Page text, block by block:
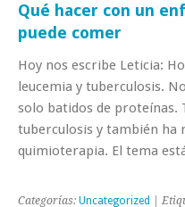
Qué hacer con un
puede comer
Hoy nos escribe Leticia:
leucemia y tuberculosis.
solo batidos de proteínas.
tuberculosis y también ha
quimioterapia. El tema
Categorías: Uncategorized |